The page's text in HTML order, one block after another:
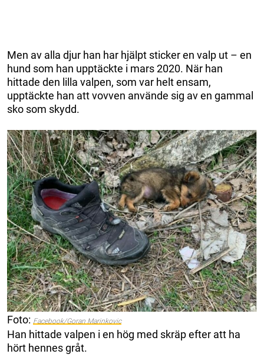
Men av alla djur han har hjälpt sticker en valp ut – en
hund som han upptäckte i mars 2020. När han
hittade den lilla valpen, som var helt ensam,
upptäckte han att vovven använde sig av en gammal
sko som skydd.
Foto: Facebook/Goran Marinkovic
Han hittade valpen i en hög med skräp efter att ha
hört hennes gråt.